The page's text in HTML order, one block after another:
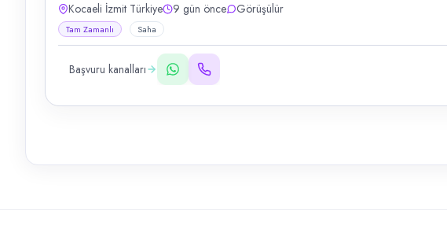
Kocaeli İzmit Türkiye
9 gün önce Görüşülür
Tam Zamanlı Saha
Başvuru kanalları